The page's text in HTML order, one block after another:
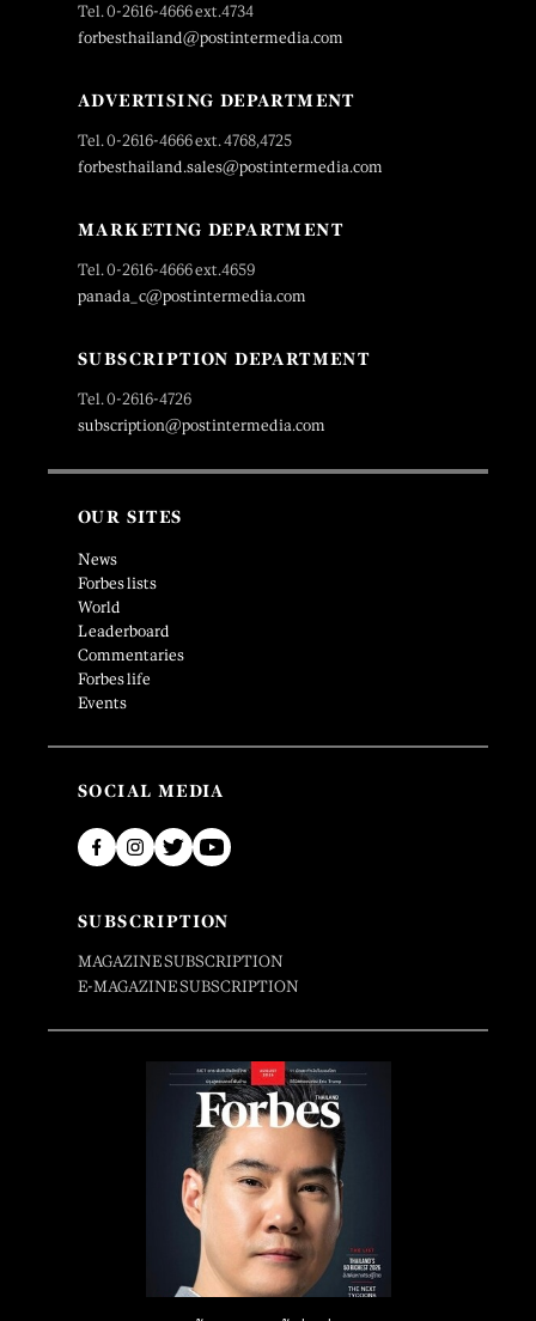
Tel. 0-2616-4666 ext.4734
forbesthailand@postintermedia.com
ADVERTISING DEPARTMENT
Tel. 0-2616-4666 ext. 4768,4725
forbesthailand.sales@postintermedia.com
MARKETING DEPARTMENT
Tel. 0-2616-4666 ext.4659
panada_c@postintermedia.com
SUBSCRIPTION DEPARTMENT
Tel. 0-2616-4726
subscription@postintermedia.com
OUR SITES
News
Forbes lists
World
Leaderboard
Commentaries
Forbes life
Events
SOCIAL MEDIA
SUBSCRIPTION
MAGAZINE SUBSCRIPTION
E-MAGAZINE SUBSCRIPTION